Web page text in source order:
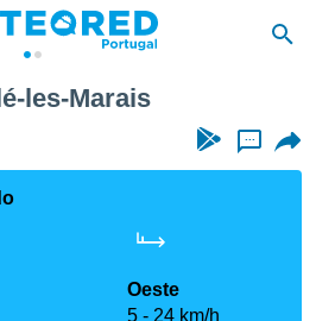
les-Marais
...
Oeste
5
24 km/h